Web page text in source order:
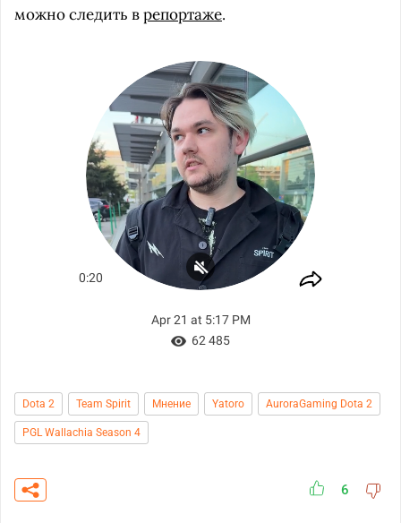
можно следить врепортаже.
Dota 2 Team Spirit Мнение Yatoro AuroraGaming Dota 2
PGL Wallachia Season 4
6